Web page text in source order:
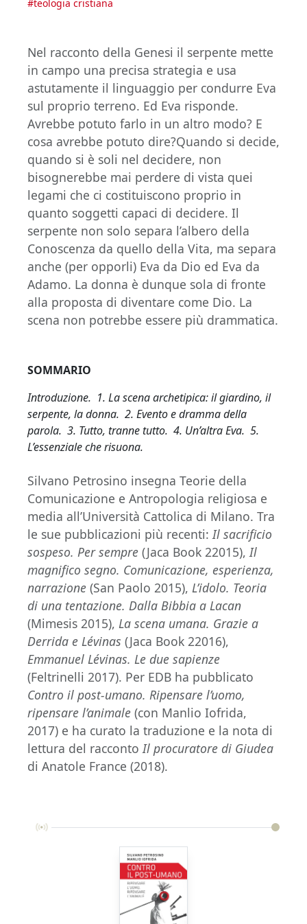
#teologia cristiana
Nel racconto della Genesi il serpente mette
in campo una precisa strategia e usa
astutamente il linguaggio per condurre Eva
sul proprio terreno. Ed Eva risponde.
Avrebbe potuto farlo in un altro modo? E
cosa avrebbe potuto dire?Quando si decide,
quando si è soli nel decidere, non
bisognerebbe mai perdere di vista quei
legami che ci costituiscono proprio in
quanto soggetti capaci di decidere. Il
serpente non solo separa l’albero della
Conoscenza da quello della Vita, ma separa
anche (per opporli) Eva da Dio ed Eva da
Adamo. La donna è dunque sola di fronte
alla proposta di diventare come Dio. La
scena non potrebbe essere più drammatica.
SOMMARIO
Introduzione. 1. La scena archetipica: il giardino, il
serpente, la donna. 2. Evento e dramma della
parola. 3. Tutto, tranne tutto. 4. Un’altra Eva. 5.
L’essenziale che risuona.
Silvano Petrosino insegna Teorie della
Comunicazione e Antropologia religiosa e
media all’Università Cattolica di Milano. Tra
le sue pubblicazioni più recenti:Il sacrificio
sospeso. Per sempre (Jaca Book 22015),Il
magnifico segno. Comunicazione, esperienza,
narrazione (San Paolo 2015), L’idolo. Teoria
di una tentazione. Dalla Bibbia a Lacan
(Mimesis 2015), La scena umana. Grazie a
Derrida e Lévinas (Jaca Book 22016),
Emmanuel Lévinas. Le due sapienze
(Feltrinelli 2017). Per EDB ha pubblicato
Contro il post-umano. Ripensare l’uomo,
ripensare l’animale (con Manlio Iofrida,
2017) e ha curato la traduzione e la nota di
lettura del raccontoIl procuratore di Giudea
di Anatole France (2018).